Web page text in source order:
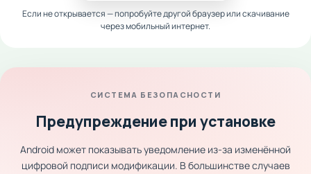
Если не открывается — попробуйте другой браузер или скачивание
через мобильный интернет.
СИСТЕМА БЕЗОПАСНОСТИ
Предупреждение при установке
Android может показывать уведомление из-за изменённой
цифровой подписи модификации. В большинстве случаев